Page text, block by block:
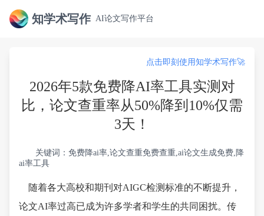
知学术写作 AI论文写作平台
点击即刻使用知学术写作🚀
2026年5款免费降AI率工具实测对
比，论文查重率从50%降到10%仅需
3天！
关键词：免费降ai率,论文查重免费查重,ai论文生成免费,降
ai率工具
随着各大高校和期刊对AIGC检测标准的不断提升，
论文AI率过高已成为许多学者和学生的共同困扰。传